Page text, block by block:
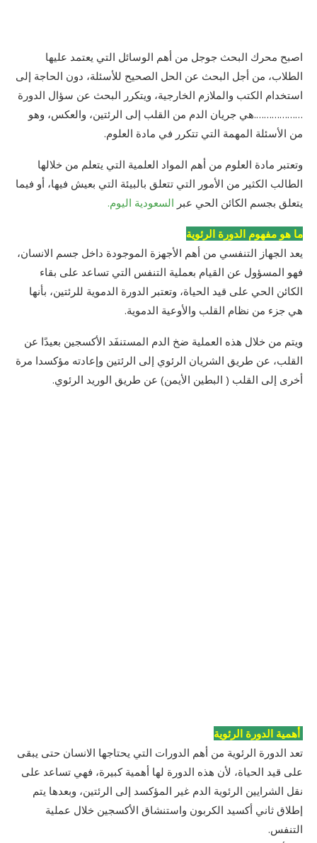
اصبح محرك البحث جوجل من أهم الوسائل التي يعتمد عليها
الطلاب، من أجل البحث عن الحل الصحيح للأسئلة، دون الحاجة إلى
استخدام الكتب والملازم الخارجية، ويتكرر البحث عن سؤال الدورة
……………….هي جريان الدم من القلب إلى الرئتين، والعكس، وهو
من الأسئلة المهمة التي تتكرر في مادة العلوم.
وتعتبر مادة العلوم من أهم المواد العلمية التي يتعلم من خلالها
الطالب الكثير من الأمور التي تتعلق بالبيئة التي بعيش فيها، أو فيما
يتعلق بجسم الكائن الحي عبر السعودية اليوم.
ما هو مفهوم الدورة الرئوية
يعد الجهاز التنفسي من أهم الأجهزة الموجودة داخل جسم الانسان،
فهو المسؤول عن القيام بعملية التنفس التي تساعد على بقاء
الكائن الحي على قيد الحياة، وتعتبر الدورة الدموية للرئتين، بأنها
هي جزء من نظام القلب والأوعية الدموية.
ويتم من خلال هذه العملية ضخ الدم المستنفَد الأكسجين بعيدًا عن
القلب، عن طريق الشريان الرئوي إلى الرئتين وإعادته مؤكسدا مرة
أخرى إلى القلب ( البطين الأيمن) عن طريق الوريد الرئوي.
أهمية الدورة الرئوية
تعد الدورة الرئوية من أهم الدورات التي يحتاجها الانسان حتى يبقى
على قيد الحياة، لأن هذه الدورة لها أهمية كبيرة، فهي تساعد على
نقل الشرايين الرئوية الدم غير المؤكسد إلى الرئتين، وبعدها يتم
إطلاق ثاني أكسيد الكربون واستنشاق الأكسجين خلال عملية
التنفس.